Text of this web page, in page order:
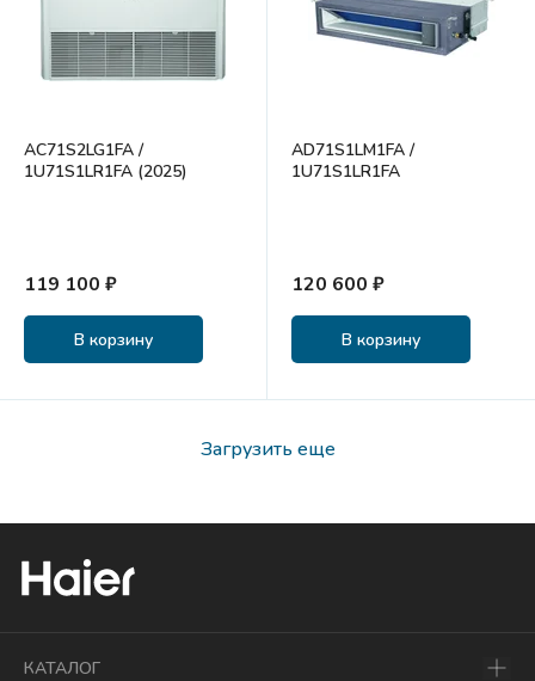
AC71S2LG1FA /
1U71S1LR1FA (2025)
119 100 ₽
В корзину
AD71S1LM1FA /
1U71S1LR1FA
120 600 ₽
В корзину
Загрузить еще
КАТАЛОГ